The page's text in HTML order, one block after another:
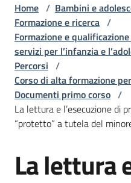
Accoglienza,
tutela
e
sostegno
Adolescenza
estivi
e
Home / Bambini e
Formazione e ricerca /
Formazione e
servizi per l’infanzia e
Percorsi /
Corso di alta formazione
Documenti primo corso /
La lettura e l’esecuzione di
“protetto” a tutela del
La lettura